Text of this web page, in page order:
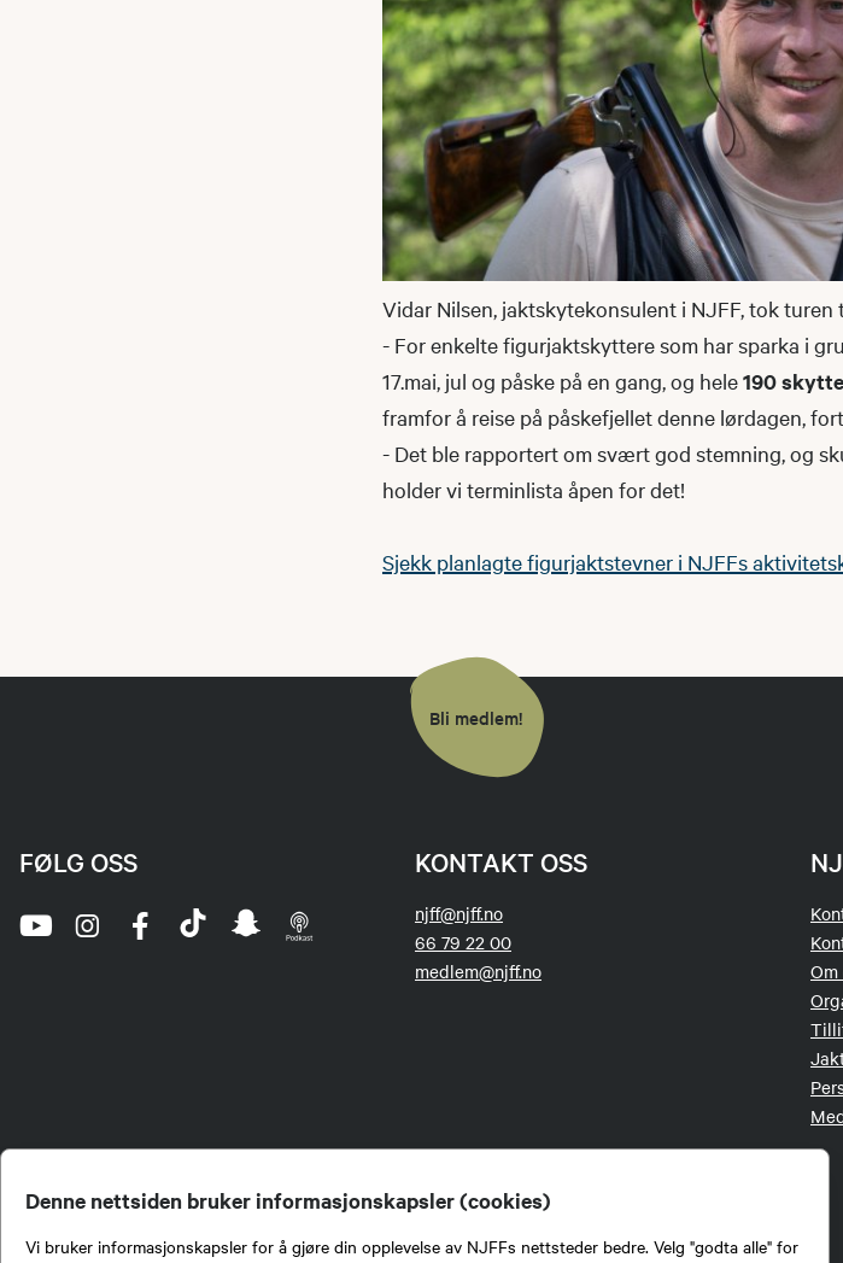
Denne nettsiden bruker informasjonskapsler (cookies)
Vi bruker informasjonskapsler for å gjøre din opplevelse av NJFFs nettsteder bedre. Velg "godta alle" for
Vidar Nilsen, jaktskytekonsulent i NJFF, tok turen
- For enkelte figurjaktskyttere som har sparka i
17.mai, jul og påske på en gang, og hele190
framfor å reise på påskefjellet denne lørdagen,
- Det ble rapportert om svært god stemning, og
holder vi terminlista åpen for det!
Sjekk planlagte figurjaktstevner i NJFFs
Bli medlem!
KONTAKT OSS
njff@njff.no
66 79 22 00
medlem@njff.no
Om
FØLG OSS